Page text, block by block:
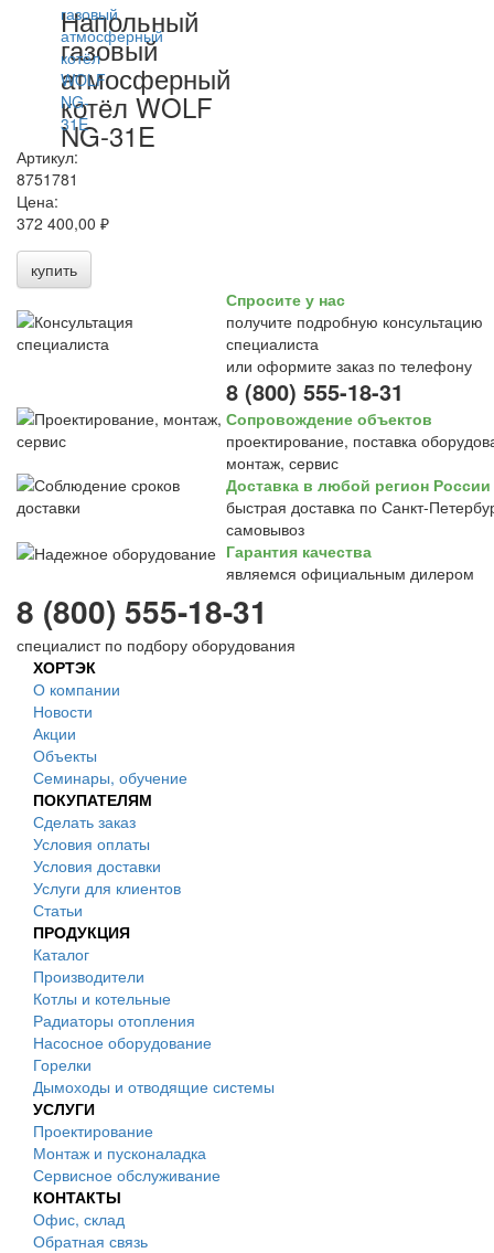
Напольный
газовый
атмосферный
котёл WOLF
NG-31E
Артикул:
8751781
Цена:
372 400,00 ₽
купить
Спросите у нас
получите подробную консультацию
специалиста
или оформите заказ по телефону
8 (800) 555-18-31
Сопровождение объектов
проектирование, поставка
монтаж, сервис
Доставка в любой регион России
быстрая доставка по Санкт-
самовывоз
Гарантия качества
являемся официальным дилером
8 (800) 555-18-31
специалист по подбору оборудования
ХОРТЭК
О компании
Новости
Акции
Объекты
Семинары, обучение
ПОКУПАТЕЛЯМ
Сделать заказ
Условия оплаты
Условия доставки
Услуги для клиентов
Статьи
ПРОДУКЦИЯ
Каталог
Производители
Котлы и котельные
Радиаторы отопления
Насосное оборудование
Горелки
Дымоходы и отводящие системы
УСЛУГИ
Проектирование
Монтаж и пусконаладка
Сервисное обслуживание
КОНТАКТЫ
Офис, склад
Обратная связь